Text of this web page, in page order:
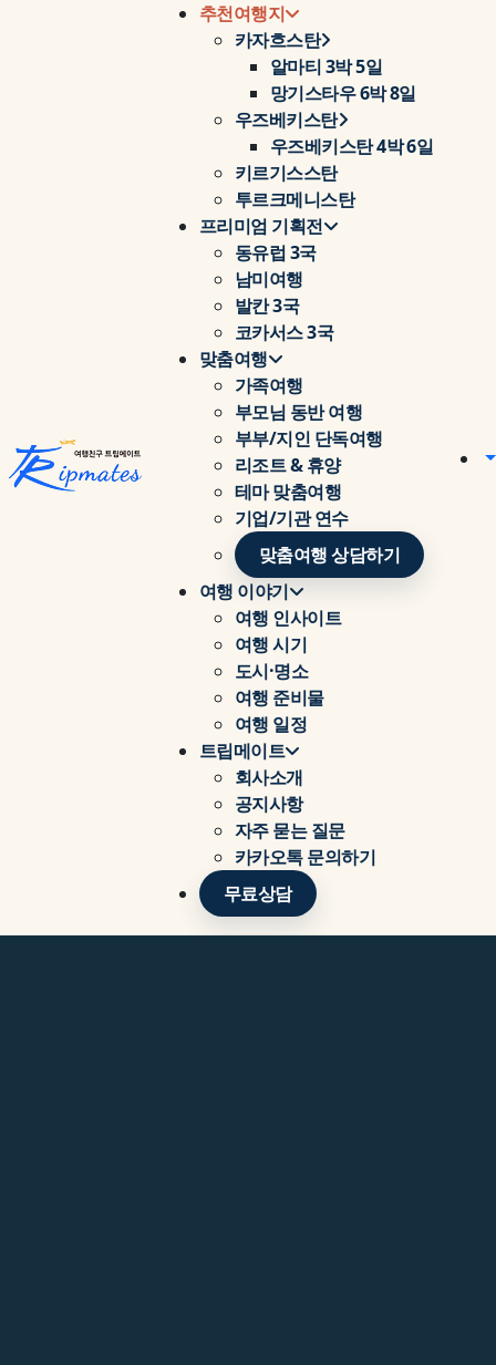
추천여행지
카자흐스탄
알마티 3박 5일
망기스타우 6박 8일
우즈베키스탄
우즈베키스탄 4박 6일
키르기스스탄
투르크메니스탄
프리미엄 기획전
동유럽 3국
남미여행
발칸 3국
코카서스 3국
맞춤여행
가족여행
부모님 동반 여행
부부/지인 단독여행
리조트 & 휴양
테마 맞춤여행
기업/기관 연수
맞춤여행 상담하기
여행 이야기
여행 인사이트
여행 시기
도시·명소
여행 준비물
여행 일정
트립메이트
회사소개
공지사항
자주 묻는 질문
카카오톡 문의하기
무료상담